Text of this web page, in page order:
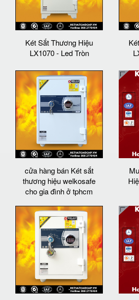
Két Sắt Thương Hiệu
LX1070 - Led Tròn
cửa hàng bán Két sắt
thương hiệu welkosafe
cho gia đình ở tphcm